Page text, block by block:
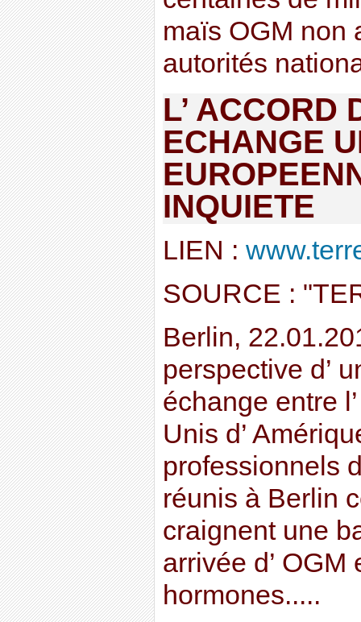
maïs OGM non
autorités
L’ ACCORD
ECHANGE
INQUIETE
LIEN :
SOURCE :
Berlin,
perspective d’
échange entre
Unis d’
professionnels
réunis à Berlin
craignent une
arrivée d’
hormones.....